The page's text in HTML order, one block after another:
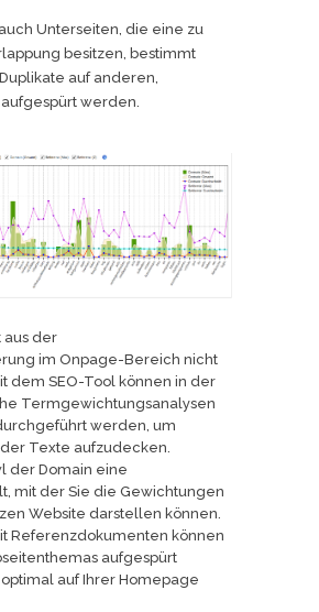
Unterseiten, die eine zu
besitzen, bestimmt
auf anderen,
werden.
aus der
im Onpage-Bereich nicht
dem SEO-Tool können in der
Termgewichtungsanalysen
werden, um
Texte aufzudecken.
der Domain eine
mit der Sie die Gewichtungen
Website darstellen können.
Referenzdokumenten können
aufgespürt
auf Ihrer Homepage